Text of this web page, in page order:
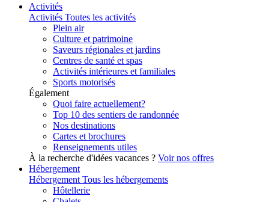
Activités
Activités Toutes les activités
Plein air
Culture et patrimoine
Saveurs régionales et jardins
Centres de santé et spas
Activités intérieures et familiales
Sports motorisés
Également
Quoi faire actuellement?
Top 10 des sentiers de randonnée
Nos destinations
Cartes et brochures
Renseignements utiles
À la recherche d'idées vacances ? Voir nos offres
Hébergement
Hébergement Tous les hébergements
Hôtellerie